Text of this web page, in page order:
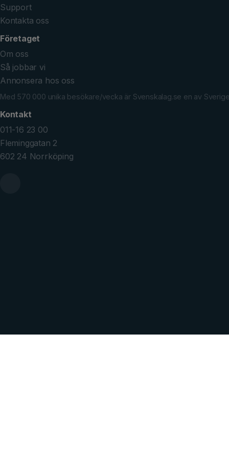
Support
Kontakta oss
Företaget
Om oss
Så jobbar vi
Annonsera hos oss
Med 570 000 unika besökare/vecka är Svenskalag.se en av
Kontakt
011-16 23 00
Fleminggatan 2
602 24 Norrköping